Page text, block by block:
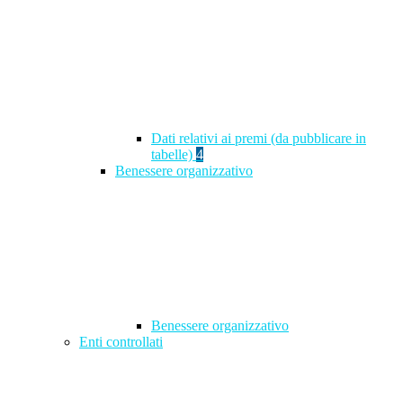
Dati relativi ai premi (da pubblicare in
tabelle) 4
Benessere organizzativo
Benessere organizzativo
Enti controllati